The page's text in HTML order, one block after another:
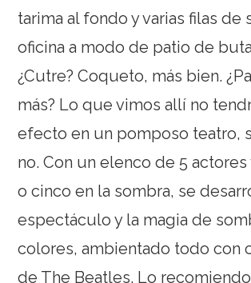
tarima al fondo y varias filas de
oficina a modo de patio de
¿Cutre? Coqueto, más bien.
más? Lo que vimos allí no
efecto en un pomposo teatro,
no. Con un elenco de 5
o cinco en la sombra, se
espectáculo y la magia de
colores, ambientado todo con
de The Beatles. Lo